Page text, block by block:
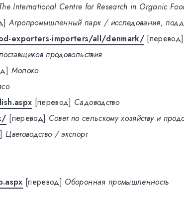
International Centre for Research in Organic
Агропромышленный парк / исследования,
exporters-importers/all/denmark/ [перевод]
продовольствия
Молоко
[перевод] Садоводство
[перевод] Совет по сельскому хозяйству и
Цветоводство / экспорт
[перевод] Оборонная промышленность